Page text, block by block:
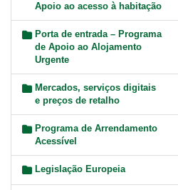
Apoio ao acesso à habitação
Porta de entrada – Programa
de Apoio ao Alojamento
Urgente
Mercados, serviços digitais
e preços de retalho
Programa de Arrendamento
Acessível
Legislação Europeia